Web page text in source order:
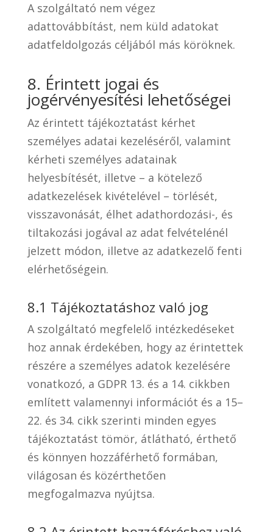
A szolgáltató nem végez
adattovábbítást, nem küld adatokat
adatfeldolgozás céljából más köröknek.
8. Érintett jogai és
jogérvényesítési lehetőségei
Az érintett tájékoztatást kérhet
személyes adatai kezeléséről, valamint
kérheti személyes adatainak
helyesbítését, illetve – a kötelező
adatkezelések kivételével – törlését,
visszavonását, élhet adathordozási-, és
tiltakozási jogával az adat felvételénél
jelzett módon, illetve az adatkezelő fenti
elérhetőségein.
8.1 Tájékoztatáshoz való jog
A szolgáltató megfelelő intézkedéseket
hoz annak érdekében, hogy az érintettek
részére a személyes adatok kezelésére
vonatkozó, a GDPR 13. és a 14. cikkben
említett valamennyi információt és a 15–
22. és 34. cikk szerinti minden egyes
tájékoztatást tömör, átlátható, érthető
és könnyen hozzáférhető formában,
világosan és közérthetően
megfogalmazva nyújtsa.